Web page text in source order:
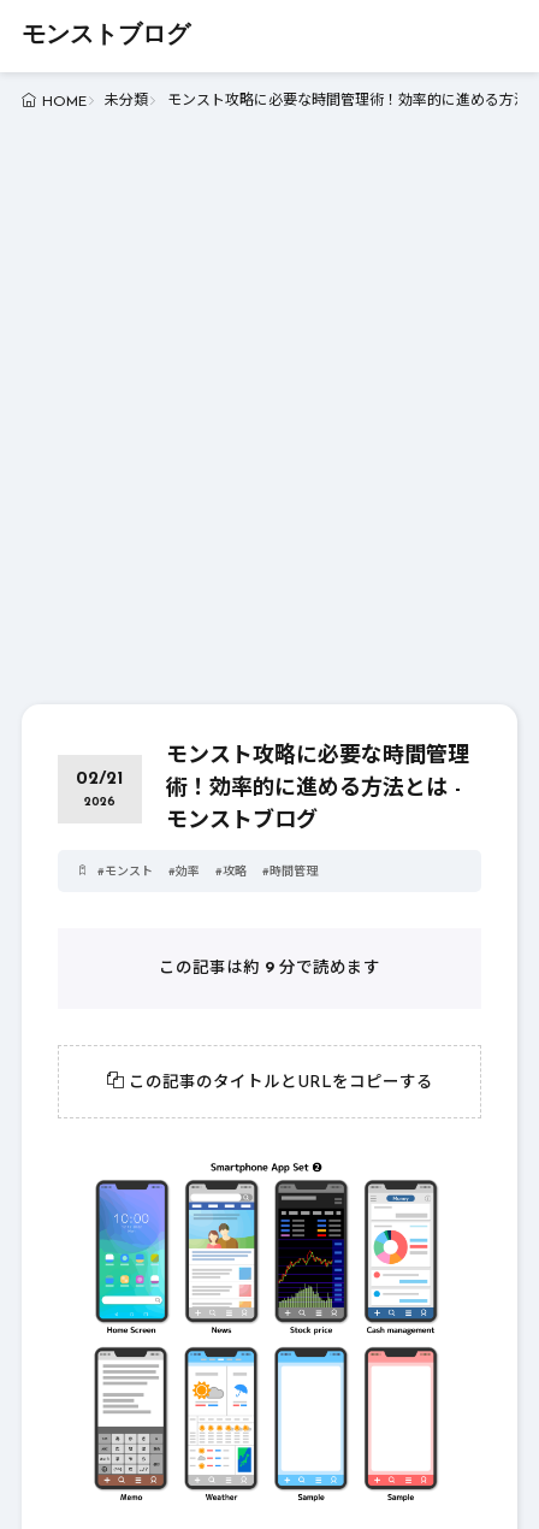
モンストブログ
HOME 未分類 モンスト攻略に必要な時間管理術！効率的に進める方法
02/21
2026
モンスト攻略に必要な時間管理
術！効率的に進める方法とは -
モンストブログ
#モンスト #効率 #攻略 #時間管理
この記事は約 9 分で読めます
この記事のタイトルとURLをコピーする